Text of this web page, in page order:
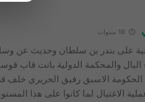
على بندر بن سلطان وحديث عن
البال والمحكمة الدولية باتت قاب
الحكومة الاسبق رفيق الحريري خلف
الاغتيال لما كانوا على هذا